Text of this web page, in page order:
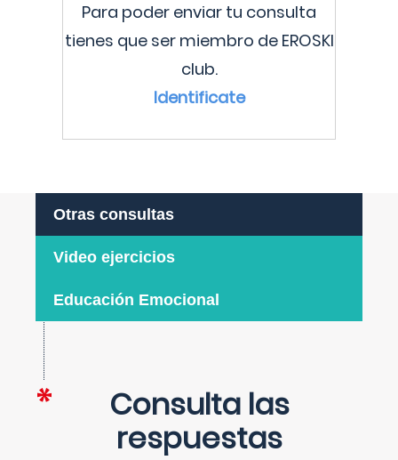
Para poder enviar tu consulta
tienes que ser miembro de EROSKI
club.
Identificate
Otras consultas
Video ejercicios
Educación Emocional
Consulta las
respuestas